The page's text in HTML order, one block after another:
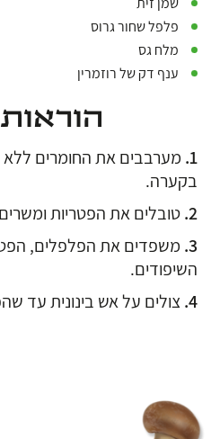
פלפל שחור גרוס
מלח גס
ענף דק של רוזמרין
מערבבים את החומרים ללא
בקערה.
טובלים את הפטריות ומשרים ל- 15
משפדים את הפלפלים,
השיפודים.
צולים על אש בינונית עד